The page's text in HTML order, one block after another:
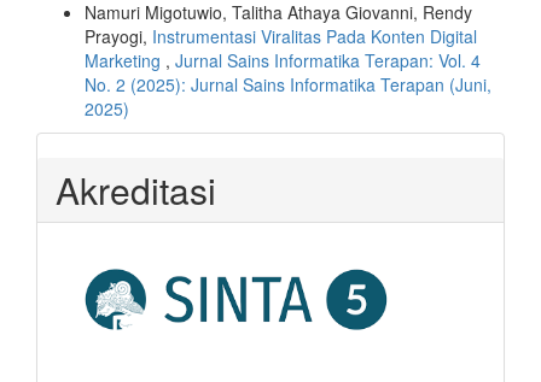
Namuri Migotuwio, Talitha Athaya Giovanni, Rendy
Prayogi, Instrumentasi Viralitas Pada Konten Digital
Marketing , Jurnal Sains Informatika Terapan: Vol. 4
No. 2 (2025): Jurnal Sains Informatika Terapan (Juni,
2025)
Akreditasi